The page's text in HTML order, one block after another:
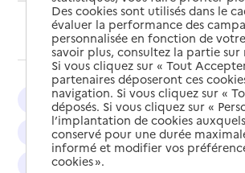
Ajouter cette
La Rochelle : 10 Saintes : 6
Aytré : 4 Saujon : 3 Saint-Martin-
La Tremblade : 2
Des cookies sont utilisés dans le
évaluer la performance des
personnalisée en fonction de
savoir plus, consultez la partie
Si vous cliquez sur « Tout
partenaires déposeront ces
navigation. Si vous cliquez sur «
déposés. Si vous cliquez sur «
l’implantation de cookies
conservé pour une durée
informé et modifier vos
cookies ».